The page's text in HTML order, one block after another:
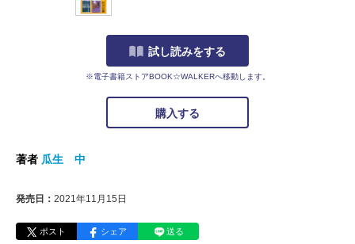
試し読みをする
※電子書籍ストアBOOK☆WALKERへ移動します。
購入する
著者 瓜生 中
発売日： 2021年11月15日
ポスト シェア 送る